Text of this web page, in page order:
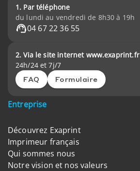
1. Par téléphone
du lundi au vendredi de 8h30 à 19h
04 67 22 36 55
2. Via le site internet www.exaprint.fr
24h/24 et 7j/7
FAQ Formulaire
Entreprise
Découvrez Exaprint
Imprimeur français
Qui sommes nous
Notre vision et nos valeurs